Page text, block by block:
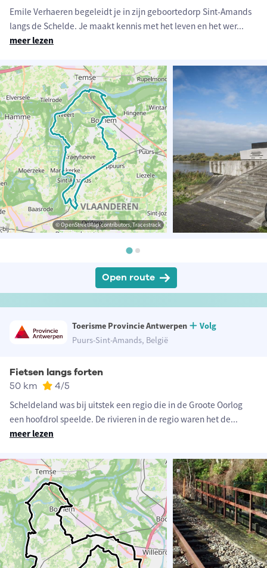
Emile Verhaeren begeleidt je in zijn geboortedorp Sint-Amands
langs de Schelde. Je maakt kennis met het leven en het wer...
meer lezen
© OpenStreetMap contributors, Tracestrack
Open route
Toerisme Provincie Antwerpen
Volg
Puurs-Sint-Amands, België
Fietsen langs forten
50 km 4/5
Scheldeland was bij uitstek een regio die in de Groote Oorlog
een hoofdrol speelde. De rivieren in de regio waren het de...
meer lezen